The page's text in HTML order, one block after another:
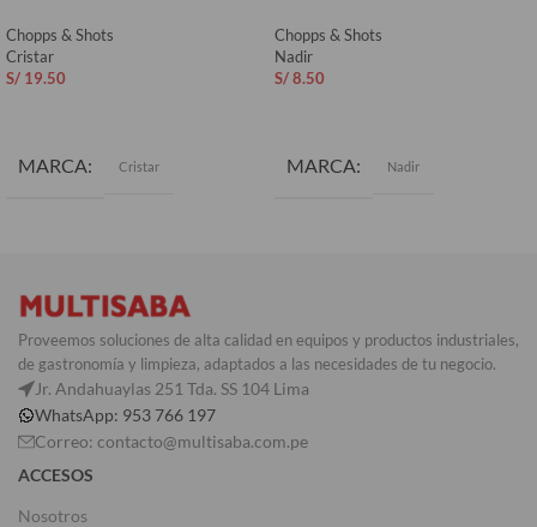
Chopps & Shots
Cristar
S/ 19.50
MARCA Cristar
Chopps & Shots
Nadir
S/8.50
MARCA Nadir
Proveemos soluciones de alta calidad en equipos y productos industriales,
de gastronomía y limpieza, adaptados a las necesidades de tu negocio.
Jr. Andahuaylas 251 Tda. SS 104 Lima
WhatsApp: 953 766 197
Correo: contacto@multisaba.com.pe
ACCESOS
Nosotros